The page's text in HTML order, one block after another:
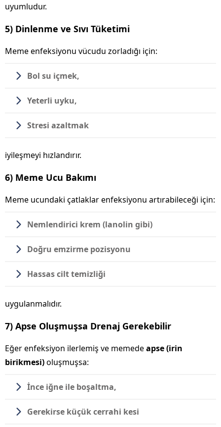
uyumludur.
5) Dinlenme ve Sıvı Tüketimi
Meme enfeksiyonu vücudu zorladığı için:
Bol su içmek,
Yeterli uyku,
Stresi azaltmak
iyileşmeyi hızlandırır.
6) Meme Ucu Bakımı
Meme ucundaki çatlaklar enfeksiyonu artırabileceği için:
Nemlendirici krem (lanolin gibi)
Doğru emzirme pozisyonu
Hassas cilt temizliği
uygulanmalıdır.
7) Apse Oluşmuşsa Drenaj Gerekebilir
Eğer enfeksiyon ilerlemiş ve memedeapse (irin
birikmesi)oluşmuşsa:
İnce iğne ile boşaltma,
Gerekirse küçük cerrahi kesi